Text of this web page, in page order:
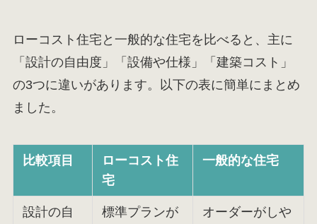
ローコスト住宅と一般的な住宅を比べると、主に
「設計の自由度」「設備や仕様」「建築コスト」
の3つに違いがあります。以下の表に簡単にまとめ
ました。
比較項目
ローコスト住
宅
一般的な住宅
設計の自
標準プランが
オーダーがしや